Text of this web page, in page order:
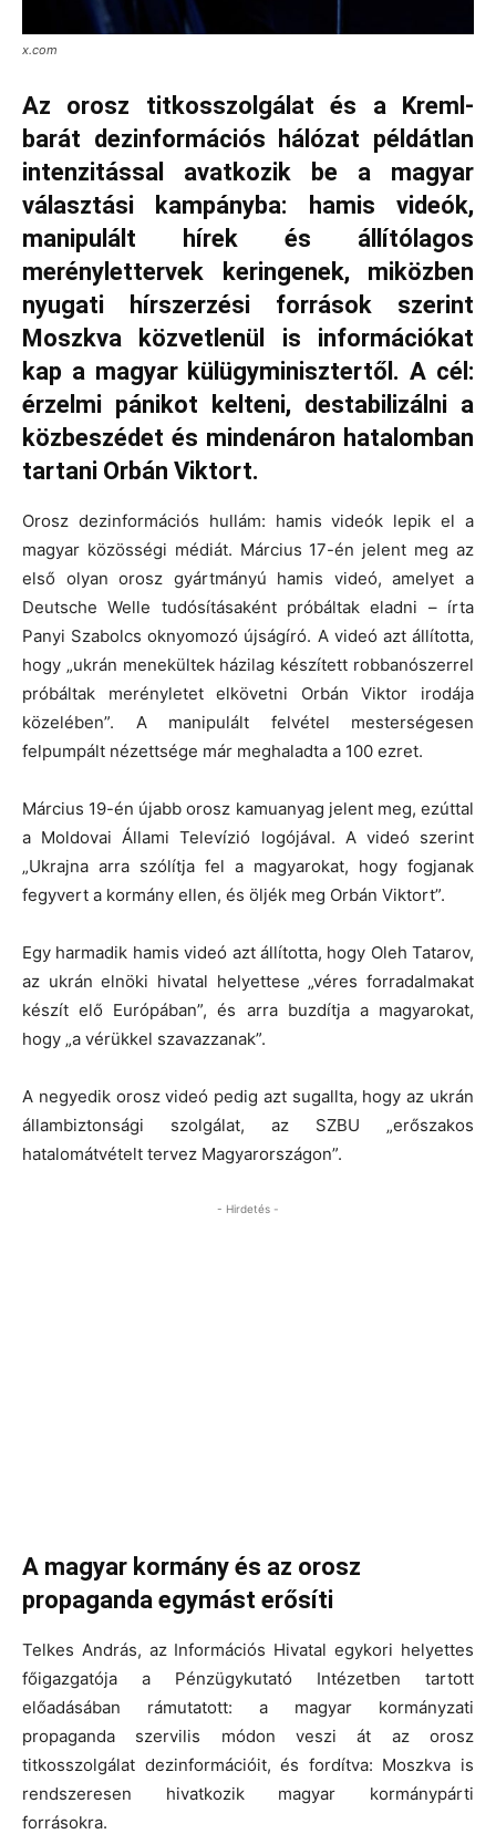
x.com
Az orosz titkosszolgálat és a Kreml-
barát dezinformációs hálózat példátlan
intenzitással avatkozik be a magyar
választási kampányba: hamis videók,
manipulált hírek és állítólagos
merénylettervek keringenek, miközben
nyugati hírszerzési források szerint
Moszkva közvetlenül is információkat
kap a magyar külügyminisztertől. A cél:
érzelmi pánikot kelteni, destabilizálni a
közbeszédet és mindenáron hatalomban
tartani Orbán Viktort.
Orosz dezinformációs hullám: hamis videók lepik el a
magyar közösségi médiát. Március 17-én jelent meg az
első olyan orosz gyártmányú hamis videó, amelyet a
Deutsche Welle tudósításaként próbáltak eladni – írta
Panyi Szabolcs oknyomozó újságíró. A videó azt állította,
hogy „ukrán menekültek házilag készített robbanószerrel
próbáltak merényletet elkövetni Orbán Viktor irodája
közelében”. A manipulált felvétel mesterségesen
felpumpált nézettsége már meghaladta a 100 ezret.
Március 19-én újabb orosz kamuanyag jelent meg, ezúttal
a Moldovai Állami Televízió logójával. A videó szerint
„Ukrajna arra szólítja fel a magyarokat, hogy fogjanak
fegyvert a kormány ellen, és öljék meg Orbán Viktort”.
Egy harmadik hamis videó azt állította, hogy Oleh Tatarov,
az ukrán elnöki hivatal helyettese „véres forradalmakat
készít elő Európában”, és arra buzdítja a magyarokat,
hogy „a vérükkel szavazzanak”.
A negyedik orosz videó pedig azt sugallta, hogy az ukrán
állambiztonsági szolgálat, az SZBU „erőszakos
hatalomátvételt tervez Magyarországon”.
- Hirdetés -
A magyar kormány és az orosz
propaganda egymást erősíti
Telkes András, az Információs Hivatal egykori helyettes
főigazgatója a Pénzügykutató Intézetben tartott
előadásában rámutatott: a magyar kormányzati
propaganda szervilis módon veszi át az orosz
titkosszolgálat dezinformációit, és fordítva: Moszkva is
rendszeresen hivatkozik magyar kormánypárti
forrásokra.